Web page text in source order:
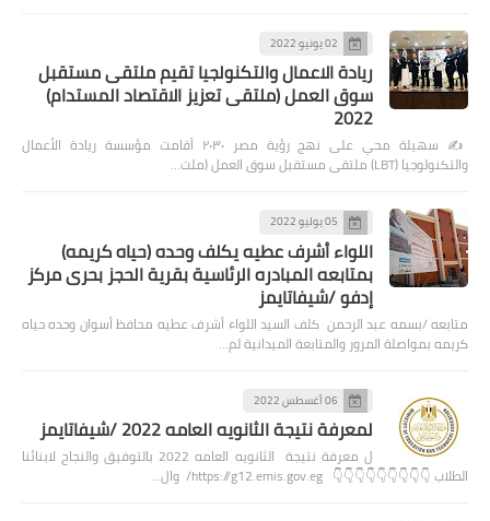
02 يونيو 2022
ريادة الاعمال والتكنولجيا تقيم ملتقى مستقبل
سوق العمل (ملتقى تعزيز الاقتصاد المستدام)
2022
✍️ سهيلة محي على نهج رؤية مصر ٢٠٣٠ أقامت مؤسسة ريادة الأعمال
والتكنولوجيا (LBT) ملتقى مستقبل سوق العمل (ملت…
05 يوليو 2022
اللواء أشرف عطيه يكلف وحده (حياه كريمه)
بمتابعه المبادره الرئاسية بقرية الحجز بحرى مركز
إدفو /شيفاتايمز
متابعه /بسمه عبد الرحمن كلف السيد اللواء أشرف عطيه محافظ أسوان وحده حياه
كريمه بمواصلة المرور والمتابعة الميدانية لم…
06 أغسطس 2022
لمعرفة نتيجة الثانويه العامه 2022 /شيفاتايمز
ل معرفة نتيجة الثانويه العامه 2022 بالتوفيق والنجاح لابنائنا
الطلاب 👇👇👇👇👇👇👇👇👇 https://g12.emis.gov.eg/ وال…